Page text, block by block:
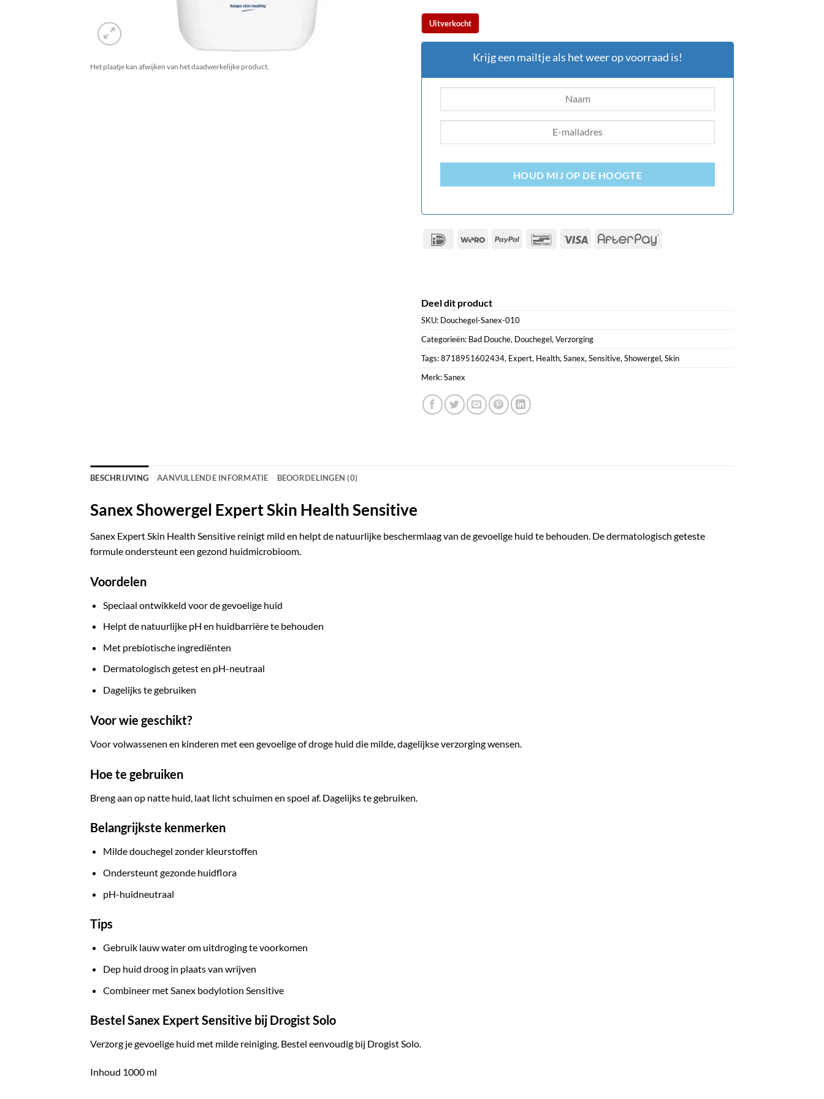
Het plaatje kan afwijken van het daadwerkelijke product.
Uitverkocht
Krijg een mailtje als het weer op voorraad is!
HOUD MIJ OP DE HOOGTE
IDeal Wero PayPal Bancontact
Visa AfterPay
Deel dit product
SKU: Douchegel-Sanex-010
Categorieën: Bad Douche, Douchegel, Verzorging
Tags:8718951602434, Expert, Health, Sanex, Sensitive, Showergel, Skin
Merk:Sanex
BESCHRIJVING AANVULLENDE INFORMATIE BEOORDELINGEN (0)
Sanex Showergel Expert Skin Health Sensitive
Sanex Expert Skin Health Sensitive reinigt mild en helpt de natuurlijke beschermlaag van de gevoelige huid te behouden. De dermatologisch geteste
formule ondersteunt een gezond huidmicrobioom.
Voordelen
Speciaal ontwikkeld voor de gevoelige huid
Helpt de natuurlijke pH en huidbarrière te behouden
Met prebiotische ingrediënten
Dermatologisch getest en pH-neutraal
Dagelijks te gebruiken
Voor wie geschikt?
Voor volwassenen en kinderen met een gevoelige of droge huid die milde, dagelijkse verzorging wensen.
Hoe te gebruiken
Breng aan op natte huid, laat licht schuimen en spoel af. Dagelijks te gebruiken.
Belangrijkste kenmerken
Milde douchegel zonder kleurstoffen
Ondersteunt gezonde huidflora
pH-huidneutraal
Tips
Gebruik lauw water om uitdroging te voorkomen
Dep huid droog in plaats van wrijven
Combineer met Sanex bodylotion Sensitive
Bestel Sanex Expert Sensitive bij Drogist Solo
Verzorg je gevoelige huid met milde reiniging. Bestel eenvoudig bij Drogist Solo.
Inhoud 1000 ml